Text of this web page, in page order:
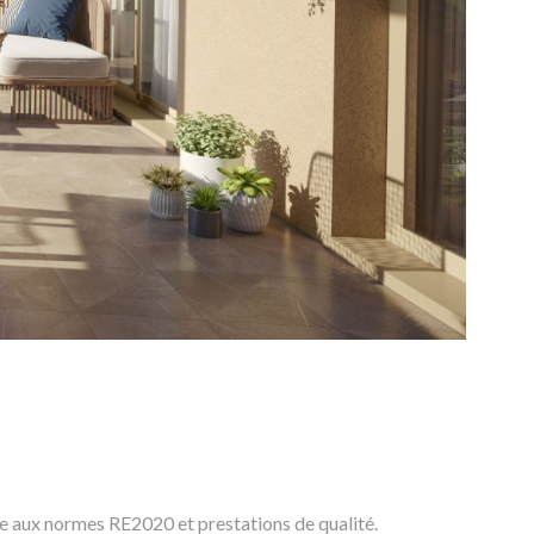
normes RE2020 et prestations de qualité.